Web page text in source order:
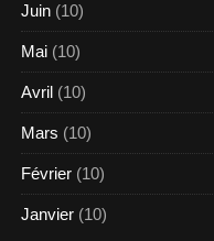
Juin (10)
Mai (10)
Avril (10)
Mars (10)
Février (10)
Janvier (10)